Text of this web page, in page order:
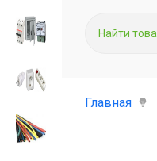
Главная